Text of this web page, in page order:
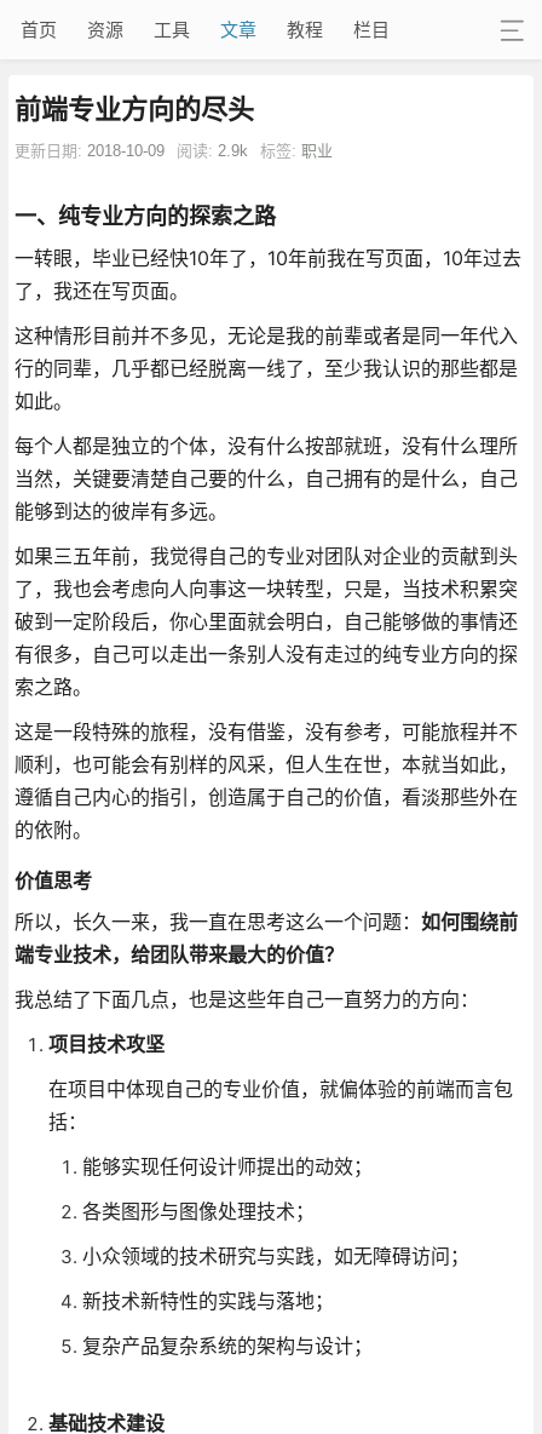
首页 资源 工具 文章 教程 栏目
前端专业方向的尽头
更新日期: 2018-10-09 阅读: 2.9k 标签: 职业
一、纯专业方向的探索之路
一转眼，毕业已经快10年了，10年前我在写页面，10年过去
了，我还在写页面。
这种情形目前并不多见，无论是我的前辈或者是同一年代入
行的同辈，几乎都已经脱离一线了，至少我认识的那些都是
如此。
每个人都是独立的个体，没有什么按部就班，没有什么理所
当然，关键要清楚自己要的什么，自己拥有的是什么，自己
能够到达的彼岸有多远。
如果三五年前，我觉得自己的专业对团队对企业的贡献到头
了，我也会考虑向人向事这一块转型，只是，当技术积累突
破到一定阶段后，你心里面就会明白，自己能够做的事情还
有很多，自己可以走出一条别人没有走过的纯专业方向的探
索之路。
这是一段特殊的旅程，没有借鉴，没有参考，可能旅程并不
顺利，也可能会有别样的风采，但人生在世，本就当如此，
遵循自己内心的指引，创造属于自己的价值，看淡那些外在
的依附。
价值思考
所以，长久一来，我一直在思考这么一个问题： 如何围绕前
端专业技术，给团队带来最大的价值？
我总结了下面几点，也是这些年自己一直努力的方向：
项目技术攻坚
在项目中体现自己的专业价值，就偏体验的前端而言包
括：
能够实现任何设计师提出的动效；
各类图形与图像处理技术；
小众领域的技术研究与实践，如无障碍访问；
新技术新特性的实践与落地；
复杂产品复杂系统的架构与设计；
基础技术建设